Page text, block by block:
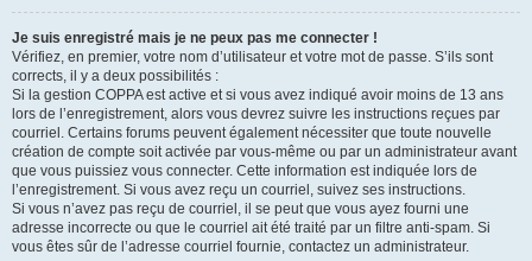
Je suis enregistré mais je ne peux pas me connecter !
Vérifiez, en premier, votre nom d’utilisateur et votre mot de passe. S’ils sont
corrects, il y a deux possibilités :
Si la gestion COPPA est active et si vous avez indiqué avoir moins de 13 ans
lors de l’enregistrement, alors vous devrez suivre les instructions reçues par
courriel. Certains forums peuvent également nécessiter que toute nouvelle
création de compte soit activée par vous-même ou par un administrateur avant
que vous puissiez vous connecter. Cette information est indiquée lors de
l’enregistrement. Si vous avez reçu un courriel, suivez ses instructions.
Si vous n’avez pas reçu de courriel, il se peut que vous ayez fourni une
adresse incorrecte ou que le courriel ait été traité par un filtre anti-spam. Si
vous êtes sûr de l’adresse courriel fournie, contactez un administrateur.